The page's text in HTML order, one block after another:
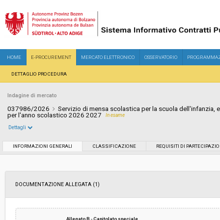
HOME E-PROCUREMENT MERCATO ELETTRONICO OSSERVATORIO
DETTAGLIO PROCEDURA
Indagine di mercato
037986/2026
Servizio di mensa scolastica per la scuola dell'infanzia,
per l'anno scolastico 2026 2027
In esame
Svolgimento:
Importo a base di gara soggetto a
Dettagli
INFORMAZIONI GENERALI CLASSIFICAZIONE REQUISITI DI
DOCUMENTAZIONE ALLEGATA (1)
Allegato B - Capitolato speciale